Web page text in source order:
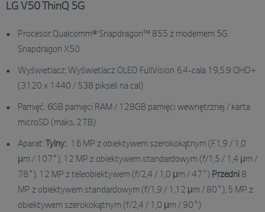
LG V50 ThinQ 5G
Procesor: Qualcomm® Snapdragon™ 855 z modemem 5G
Snapdragon X50
Wyświetlacz: Wyświetlacz OLED FullVision 6,4-cala 19,5:9 QHD+
(3120 x 1440 / 538 pikseli na cal)
Pamięć: 6GB pamięci RAM / 128GB pamięci wewnętrznej / karta
microSD (maks. 2 TB)
Aparat: Tylny:
16 MP z obiektywem szerokokątnym (F1,9 / 1,0
μm / 107˚), 12 MP z obiektywem standardowym (f/1,5 / 1,4 μm /
78˚), 12 MP z teleobiektywem (f/2,4 / 1,0 μm / 47˚) Przedni 8
MP z obiektywem standardowym (f/1,9 / 1,12 μm / 80˚), 5 MP z
obiektywem szerokokątnym (f/2,4 / 1,0 μm / 90˚)